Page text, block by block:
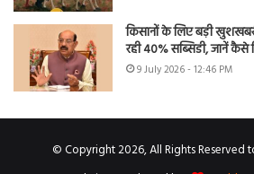
किसानों के लिए बड़ी
रही 40% सब्सिडी, जानें कैसे
9 July 2026 - 12:46 PM
© Copyright 2026, All Rights Reserved